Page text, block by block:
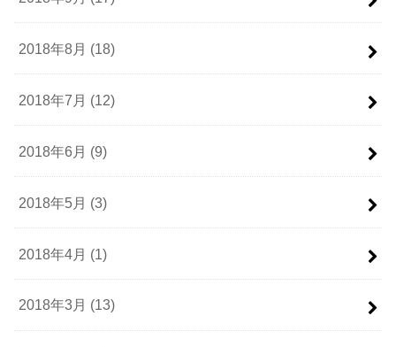
2018年8月 (18)
2018年7月 (12)
2018年6月 (9)
2018年5月 (3)
2018年4月 (1)
2018年3月 (13)